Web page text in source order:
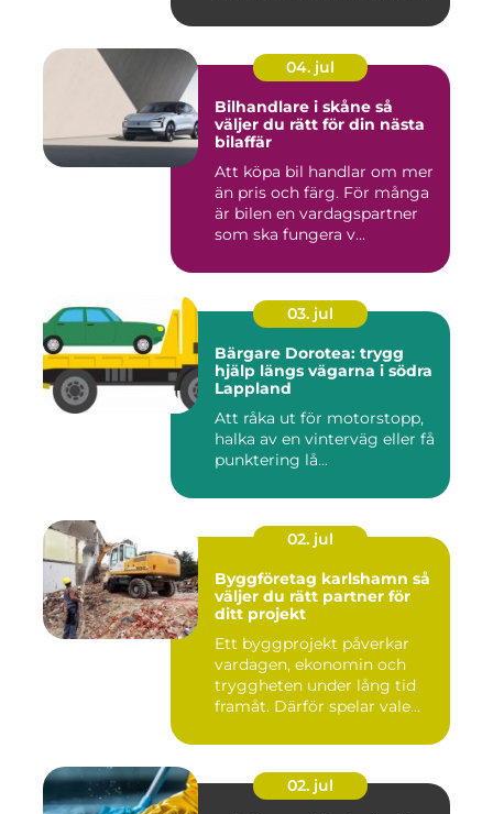
04. jul
Bilhandlare i skåne så
väljer du rätt för din nästa
bilaffär
Att köpa bil handlar om mer
än pris och färg. För många
är bilen en vardagspartner
som ska fungera v...
03. jul
Bärgare Dorotea: trygg
hjälp längs vägarna i södra
Lappland
Att råka ut för motorstopp,
halka av en vinterväg eller få
punktering lå...
02. jul
Byggföretag karlshamn så
väljer du rätt partner för
ditt projekt
Ett byggprojekt påverkar
vardagen, ekonomin och
tryggheten under lång tid
framåt. Därför spelar vale...
02. jul